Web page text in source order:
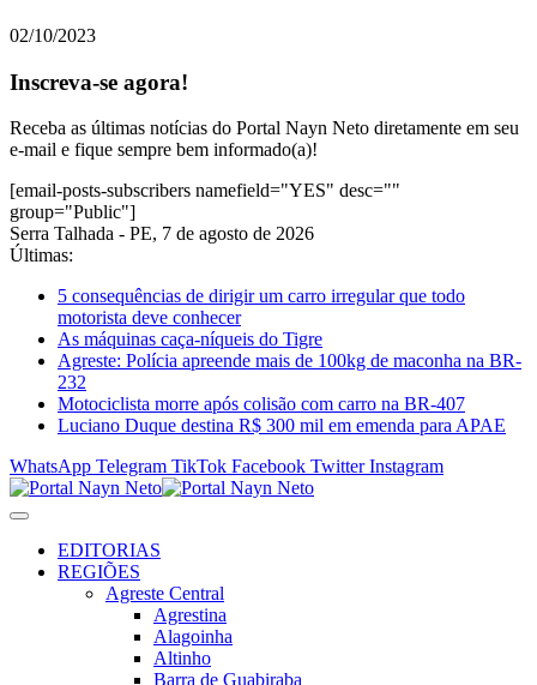
02/10/2023
Inscreva-se agora!
Receba as últimas notícias do Portal Nayn Neto diretamente em seu
e-mail e fique sempre bem informado(a)!
[email-posts-subscribers namefield="YES" desc=""
group="Public"]
Serra Talhada - PE, 7 de agosto de 2026
Últimas:
5 consequências de dirigir um carro irregular que todo
motorista deve conhecer
As máquinas caça-níqueis do Tigre
Agreste: Polícia apreende mais de 100kg de maconha na BR-
232
Motociclista morre após colisão com carro na BR-407
Luciano Duque destina R$ 300 mil em emenda para APAE
WhatsApp Telegram TikTok Facebook Twitter Instagram
EDITORIAS
REGIÕES
Agreste Central
Agrestina
Alagoinha
Altinho
Barra de Guabiraba